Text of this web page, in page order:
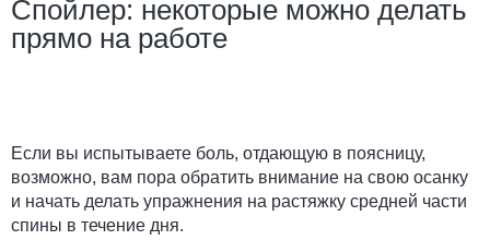
Спойлер: некоторые можно делать
прямо на работе
Если вы испытываете боль, отдающую в поясницу,
возможно, вам пора обратить внимание на свою осанку
и начать делать упражнения на растяжку средней части
спины в течение дня.